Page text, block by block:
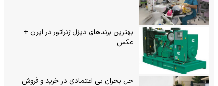
بهترین برندهای دیزل ژنراتور در ایران +
عکس
حل بحران بی‌ اعتمادی در خرید و فروش